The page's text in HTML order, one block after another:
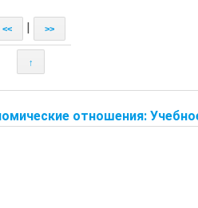
<< >>
↑
отношения: